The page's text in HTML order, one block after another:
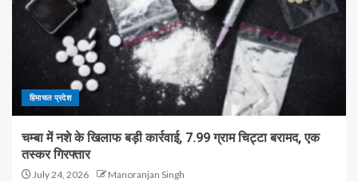
हिमाचल प्रदेश
चम्बा में नशे के खिलाफ बड़ी कार्रवाई, 7.99 ग्राम चिट्टा बरामद, एक
तस्कर गिरफ्तार
July 24, 2026 Manoranjan Singh